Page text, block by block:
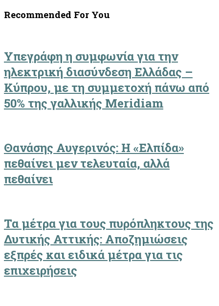
Recommended For You
Υπεγράφη η συμφωνία για την
ηλεκτρική διασύνδεση Ελλάδας –
Κύπρου, με τη συμμετοχή πάνω από
50% της γαλλικής Meridiam
Θανάσης Αυγερινός: Η «Ελπίδα»
πεθαίνει μεν τελευταία, αλλά
πεθαίνει
Τα μέτρα για τους πυρόπληκτους της
Δυτικής Αττικής: Αποζημιώσεις
εξπρές και ειδικά μέτρα για τις
επιχειρήσεις